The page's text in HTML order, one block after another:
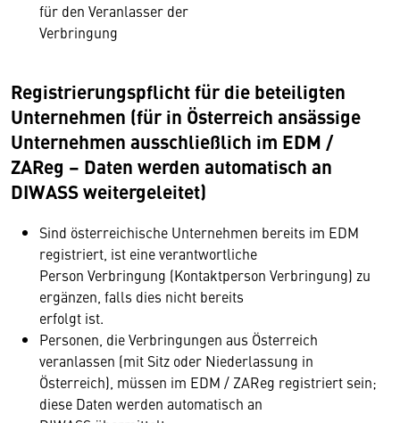
für den Veranlasser der
Verbringung
Registrierungspflicht für die beteiligten
Unternehmen (für in Österreich ansässige
Unternehmen ausschließlich im EDM /
ZAReg – Daten werden automatisch an
DIWASS weiter­geleitet)
Sind österreichische Unternehmen bereits im EDM
registriert, ist eine verantwortliche
Person Verbringung (Kontaktperson Verbringung) zu
ergänzen, falls dies nicht bereits
erfolgt ist.
Personen, die Verbringungen aus Österreich
veranlassen (mit Sitz oder Niederlassung in
Österreich), müssen im EDM / ZAReg registriert sein;
diese Daten werden automatisch an